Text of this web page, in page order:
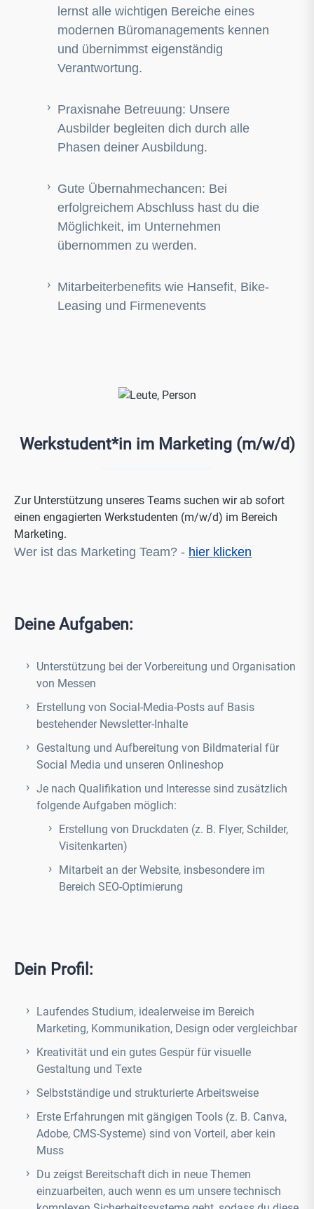
lernst alle wichtigen Bereiche eines
modernen Büromanagements kennen
und übernimmst eigenständig
Verantwortung.
Praxisnahe Betreuung: Unsere
Ausbilder begleiten dich durch alle
Phasen deiner Ausbildung.
Gute Übernahmechancen: Bei
erfolgreichem Abschluss hast du die
Möglichkeit, im Unternehmen
übernommen zu werden.
Mitarbeiterbenefits wie Hansefit, Bike-
Leasing und Firmenevents
Werkstudent*in im Marketing (m/w/d)
Zur Unterstützung unseres Teams suchen wir ab sofort
einen engagierten Werkstudenten (m/w/d) im Bereich
Marketing.
Wer ist das Marketing Team? - hier klicken
Deine Aufgaben:
Unterstützung bei der Vorbereitung und Organisation
von Messen
Erstellung von Social-Media-Posts auf Basis
bestehender Newsletter-Inhalte
Gestaltung und Aufbereitung von Bildmaterial für
Social Media und unseren Onlineshop
Je nach Qualifikation und Interesse sind zusätzlich
folgende Aufgaben möglich:
Erstellung von Druckdaten (z. B. Flyer, Schilder,
Visitenkarten)
Mitarbeit an der Website, insbesondere im
Bereich SEO-Optimierung
Dein Profil:
Laufendes Studium, idealerweise im Bereich
Marketing, Kommunikation, Design oder vergleichbar
Kreativität und ein gutes Gespür für visuelle
Gestaltung und Texte
Selbstständige und strukturierte Arbeitsweise
Erste Erfahrungen mit gängigen Tools (z. B. Canva,
Adobe, CMS-Systeme) sind von Vorteil, aber kein
Muss
Du zeigst Bereitschaft dich in neue Themen
einzuarbeiten, auch wenn es um unsere technisch